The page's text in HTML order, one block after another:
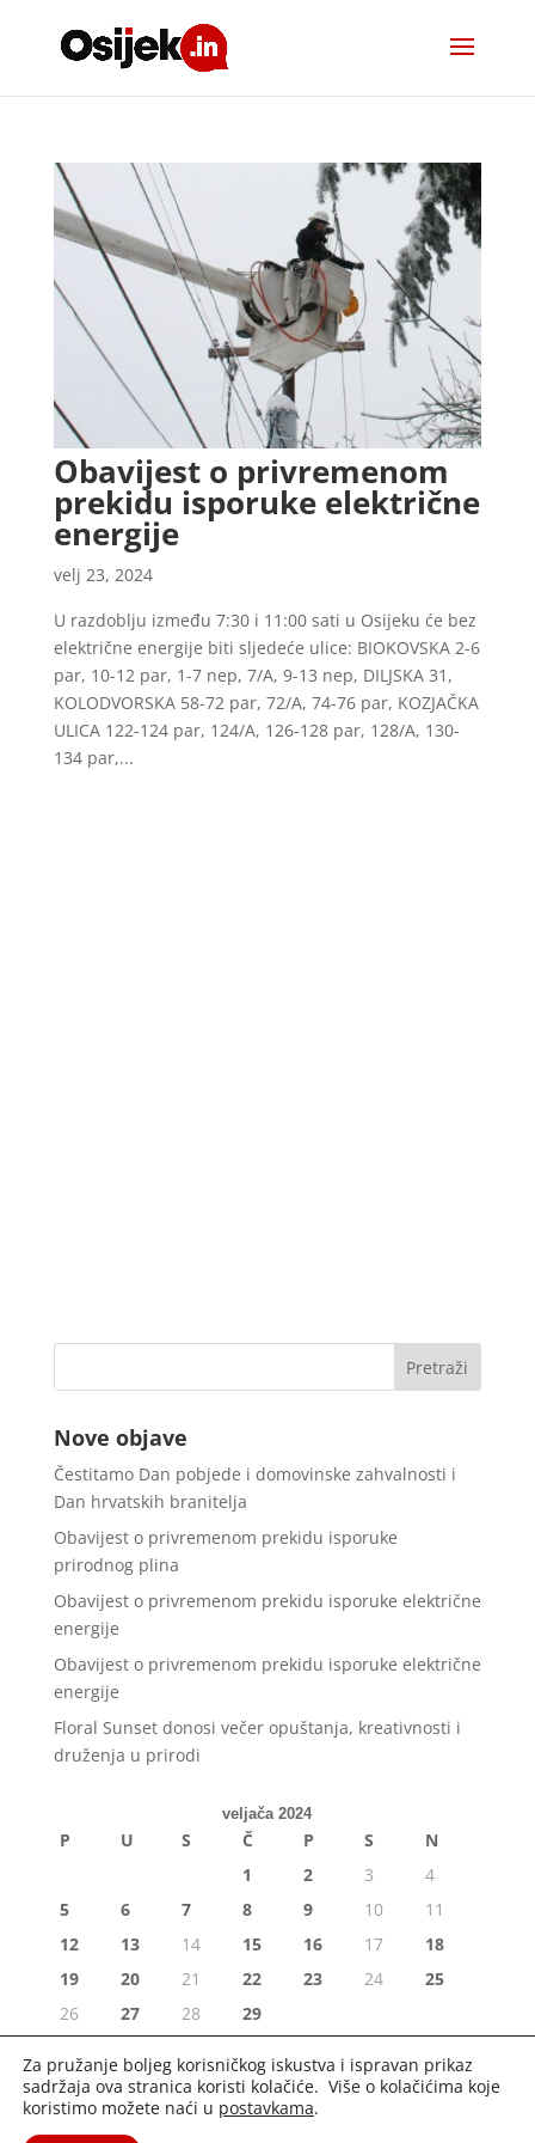
Obavijest o privremenom
prekidu isporuke električne
energije
velj 23, 2024
U razdoblju između 7:30 i 11:00 sati u Osijeku će bez
električne energije biti sljedeće ulice: BIOKOVSKA 2-6
par, 10-12 par, 1-7 nep, 7/A, 9-13 nep, DILJSKA 31,
KOLODVORSKA 58-72 par, 72/A, 74-76 par, KOZJAČKA
ULICA 122-124 par, 124/A, 126-128 par, 128/A, 130-
134 par,...
Nove objave
Čestitamo Dan pobjede i domovinske zahvalnosti i
Dan hrvatskih branitelja
Obavijest o privremenom prekidu isporuke
prirodnog plina
Obavijest o privremenom prekidu isporuke električne
energije
Obavijest o privremenom prekidu isporuke električne
energije
Floral Sunset donosi večer opuštanja, kreativnosti i
druženja u prirodi
veljača 2024
P U S Č P S
N
1
2 3
4
5
6 7 8 9 10
11
12
13 14 15 16 17
18
19
20 21 22 23 24
25
26
27 28
29
« sij
ožu »
Za pružanje boljeg korisničkog iskustva i ispravan prikaz
sadržaja ova stranica koristi kolačiće. Više o kolačićima koje
koristimo možete naći u postavkama.